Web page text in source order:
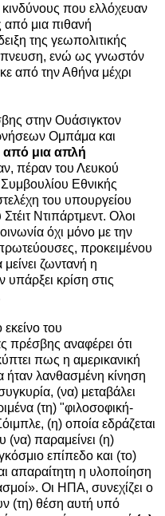
που ελλόχευαν
από μια πιθανή
της γεωπολιτικής
ενώ ως γνωστόν
από την Αθήνα μέχρι
στην Ουάσιγκτον
Ομπάμα και
μια απλή
πέραν του Λευκού
Εθνικής
του υπουργείου
Ντιπάρτμεντ. Ολοι
όχι μόνο με την
προκειμένου
ζωντανή η
κρίση στις
εκείνο του
πρέσβης αναφέρει ότι
πως η αμερικανική
ήταν λανθασμένη κίνηση
(να) μεταβάλει
(τη) "φιλοσοφική-
(η) οποία εδράζεται
(να) παραμείνει (η)
επίπεδο και (το)
απαραίτητη η υλοποίηση
Οι ΗΠΑ, συνεχίζει ο
(τη) θέση αυτή υπό